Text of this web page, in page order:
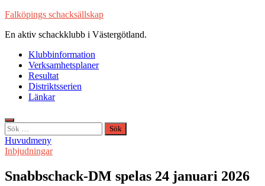
Hoppa
innehåll
Falköpings schacksällskap
En aktiv schackklubb i Västergötland.
Klubbinformation
Verksamhetsplaner
Resultat
Distriktsserien
Länkar
Sök
efter:
Huvudmeny
Inbjudningar
Snabbschack-DM spelas 24 januari 2026